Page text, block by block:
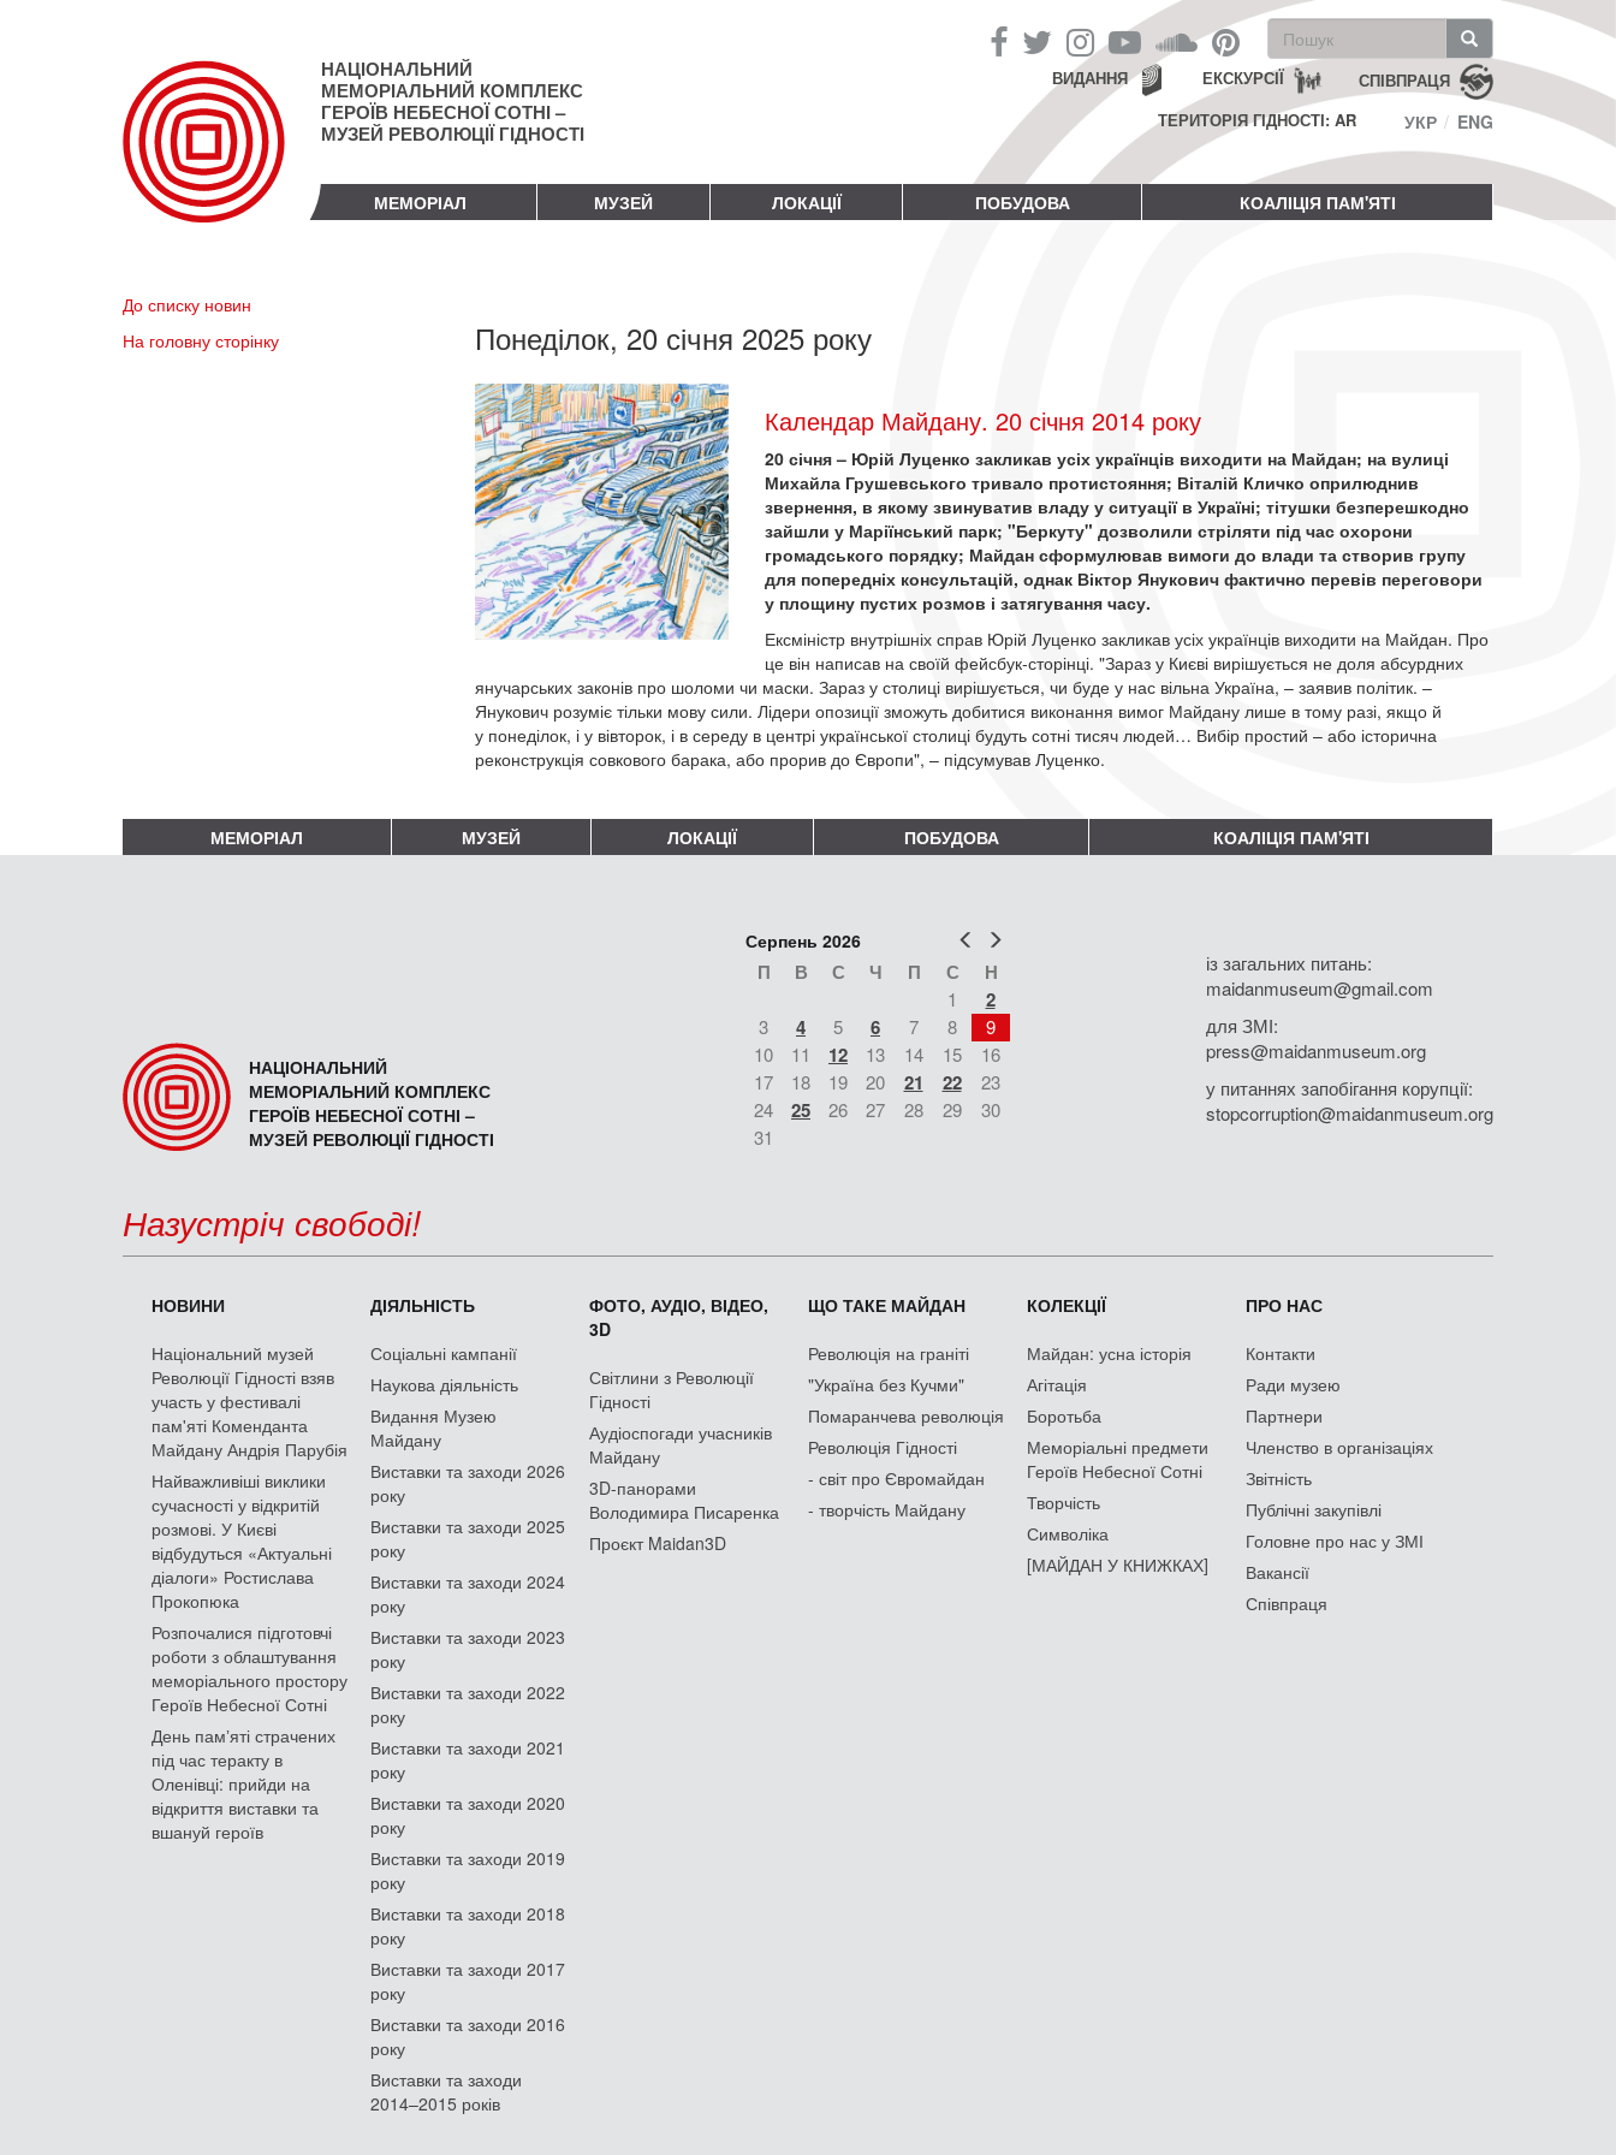
НАЦІОНАЛЬНИЙ
МЕМОРІАЛЬНИЙ КОМПЛЕКС
ГЕРОЇВ НЕБЕСНОЇ СОТНІ –
МУЗЕЙ РЕВОЛЮЦІЇ ГІДНОСТІ
Пошукова
форма
Пошук СПІВПРАЦЯ
ЕКСКУРСІЇ
ВИДАННЯ
ТЕРИТОРІЯ ГІДНОСТІ: AR
УКР ENG
МЕМОРІАЛ МУЗЕЙ ЛОКАЦІЇ ПОБУДОВА КОАЛІЦІЯ ПАМ'ЯТІ
До списку новин
На головну сторінку
Понеділок, 20 січня 2025 року
Календар Майдану. 20 січня 2014 року
20 січня – Юрій Луценко закликав усіх українців виходити на Майдан; на вулиці
Михайла Грушевського тривало протистояння; Віталій Кличко оприлюднив
звернення, в якому звинуватив владу у ситуації в Україні; тітушки безперешкодно
зайшли у Маріїнський парк; "Беркуту" дозволили стріляти під час охорони
громадського порядку; Майдан сформулював вимоги до влади та створив групу
для попередніх консультацій, однак Віктор Янукович фактично перевів переговори
у площину пустих розмов і затягування часу.
Ексміністр внутрішніх справ Юрій Луценко закликав усіх українців виходити на Майдан. Про
це він написав на своїй фейсбук-сторінці. "Зараз у Києві вирішується не доля абсурдних
янучарських законів про шоломи чи маски. Зараз у столиці вирішується, чи буде у нас вільна Україна, – заявив політик. –
Янукович розуміє тільки мову сили. Лідери опозиції зможуть добитися виконання вимог Майдану лише в тому разі, якщо й
у понеділок, і у вівторок, і в середу в центрі української столиці будуть сотні тисяч людей… Вибір простий – або історична
реконструкція совкового барака, або прорив до Європи", – підсумував Луценко.
МЕМОРІАЛ МУЗЕЙ ЛОКАЦІЇ ПОБУДОВА КОАЛІЦІЯ ПАМ'ЯТІ
НАЦІОНАЛЬНИЙ
МЕМОРІАЛЬНИЙ КОМПЛЕКС
ГЕРОЇВ НЕБЕСНОЇ СОТНІ –
МУЗЕЙ РЕВОЛЮЦІЇ ГІДНОСТІ
Попер
Серпень 2026
П В С Ч П С Н
1 2
3 4 5 6 7 8
9
10
11 12 13 14 15
16
17
18 19 20 21 22
23
24
25 26 27 28 29
30
31
із загальних питань:
maidanmuseum@gmail.com
для ЗМІ:
press@maidanmuseum.org
у питаннях запобігання корупції:
stopcorruption@maidanmuseum.org
Назустріч свободі!
НОВИНИ
Національний музей
Революції Гідності взяв
участь у фестивалі
пам'яті Коменданта
Майдану Андрія Парубія
Найважливіші виклики
сучасності у відкритій
розмові. У Києві
відбудуться «Актуальні
діалоги» Ростислава
Прокопюка
Розпочалися підготовчі
роботи з облаштування
меморіального простору
Героїв Небесної Сотні
День памʼяті страчених
під час теракту в
Оленівці: прийди на
відкриття виставки та
вшануй героїв
ДІЯЛЬНІСТЬ
Соціальні кампанії
Наукова діяльність
Видання Музею
Майдану
Виставки та заходи 2026
року
Виставки та заходи 2025
року
Виставки та заходи 2024
року
Виставки та заходи 2023
року
Виставки та заходи 2022
року
Виставки та заходи 2021
року
Виставки та заходи 2020
року
Виставки та заходи 2019
року
Виставки та заходи 2018
року
Виставки та заходи 2017
року
Виставки та заходи 2016
року
Виставки та заходи
2014–2015 років
ФОТО, АУДІО, ВІДЕО,
3D
Світлини з Революції
Гідності
Аудіоспогади учасників
Майдану
3D-панорами
Володимира Писаренка
Проєкт Maidan3D
ЩО ТАКЕ МАЙДАН
Революція на граніті
"Україна без Кучми"
Помаранчева революція
Революція Гідності
- світ про Євромайдан
- творчість Майдану
КОЛЕКЦІЇ
Майдан: усна історія
Агітація
Боротьба
Меморіальні предмети
Героїв Небесної Сотні
Творчість
Символіка
[МАЙДАН У КНИЖКАХ]
ПРО НАС
Контакти
Ради музею
Партнери
Членство в організаціях
Звітність
Публічні закупівлі
Головне про нас у ЗМІ
Вакансії
Співпраця